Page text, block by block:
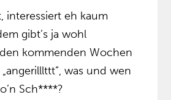
interessiert eh kaum
gibt’s ja wohl
kommenden Wochen
was und wen
Sch****?